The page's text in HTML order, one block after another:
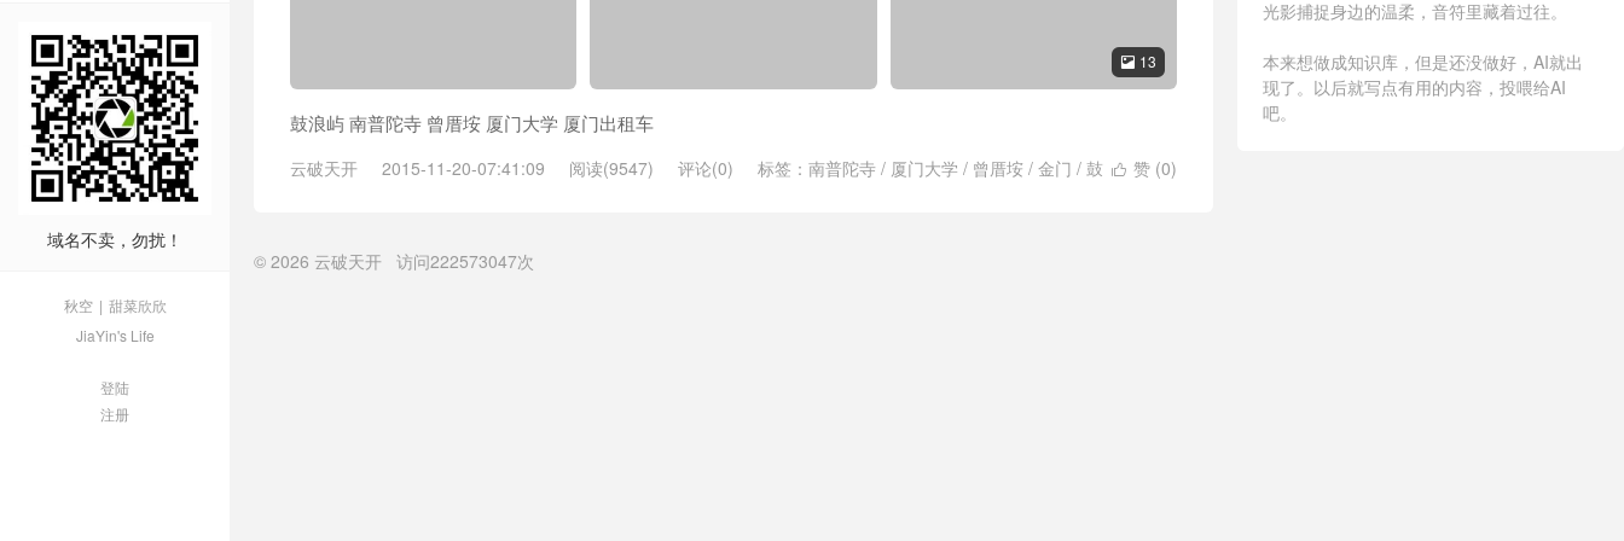
域名不卖，勿扰！
秋空 | 甜菜欣欣
JiaYin's Life
登陆
注册
 13
鼓浪屿 南普陀寺 曾厝垵 厦门大学 厦门出租车
 赞 (0)
云破天开 2015-11-20-07:41:09 阅读(9547) 评论(0) 标签： 南普陀寺 / 厦门大学 / 曾厝垵 / 金门 / 鼓
光影捕捉身边的温柔，音符里藏着过往。
本来想做成知识库，但是还没做好，AI就出
现了。以后就写点有用的内容，投喂给AI
吧。
© 2026 云破天开 访问222573047次